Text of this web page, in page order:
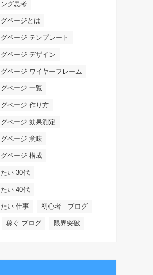
グ思考
ページとは
ページ テンプレート
ページ デザイン
ページ ワイヤーフレーム
ページ 一覧
ページ 作り方
ページ 効果測定
ページ 意味
ページ 構成
い 30代
い 40代
い 仕事 初心者 ブログ
稼ぐ ブログ 限界突破